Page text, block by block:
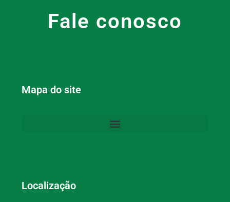
Fale conosco
Mapa do site
Localização